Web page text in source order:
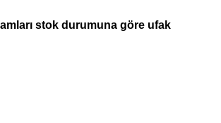
stok durumuna göre ufak